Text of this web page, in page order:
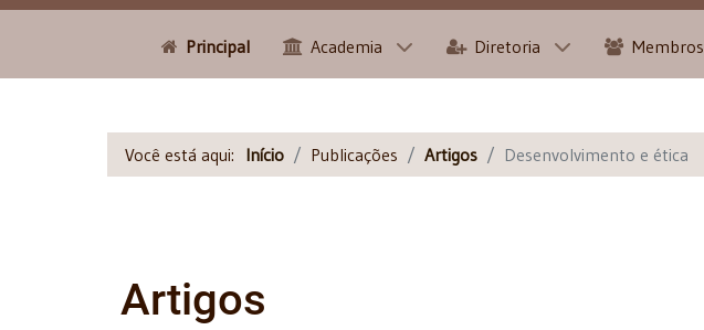
Principal Academia Diretoria Membros
Você está aqui: Início Publicações Artigos Desenvolvimento e ética
Artigos